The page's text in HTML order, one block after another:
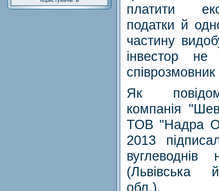
платити
податки й
частину
інвестор
співрозмовник
Як
компанія
ТОВ "Надра
2013
(Львівська
обл.).